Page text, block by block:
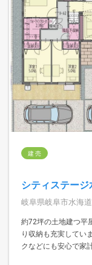
建 売
シティステー
岐阜県岐阜市水海
約72坪の土地建つ平
り収納も充実してい
クなどにも安心で家